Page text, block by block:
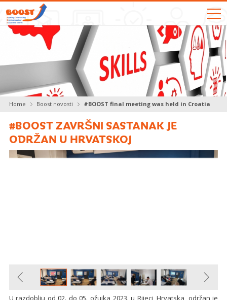
O PROJEKTU BOOST
BOOST NOVOSTI
BOOST PROJEKTNI REZULTATI
Home Boost novosti #BOOST final meeting was held in Croatia
#BOOST ZAVRŠNI SASTANAK JE
ODRŽAN U HRVATSKOJ
U razdoblju od 02. do 05. ožujka 2023. u Rijeci, Hrvatska, održan je